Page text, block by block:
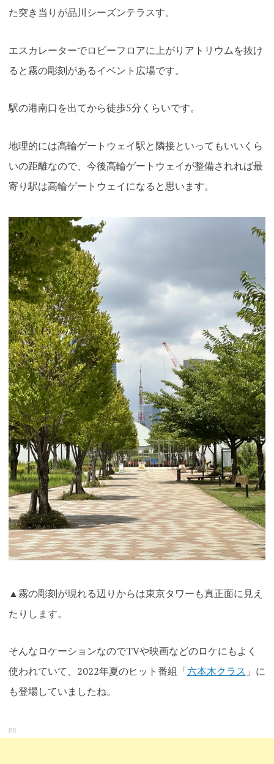
た突き当りが品川シーズンテラスす。
エスカレーターでロビーフロアに上がりアトリウムを抜け
ると霧の彫刻があるイベント広場です。
駅の港南口を出てから徒歩5分くらいです。
地理的には高輪ゲートウェイ駅と隣接といってもいいくら
いの距離なので、今後高輪ゲートウェイが整備されれば最
寄り駅は高輪ゲートウェイになると思います。
▲霧の彫刻が現れる辺りからは東京タワーも真正面に見え
たりします。
そんなロケーションなのでTVや映画などのロケにもよく
使われていて、2022年夏のヒット番組「六本木クラス 」に
も登場していましたね。
PR